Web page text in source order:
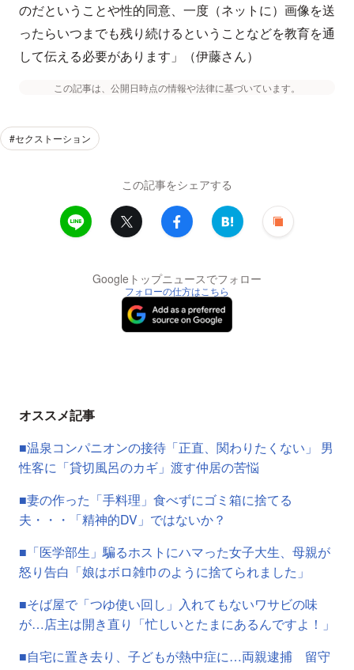
のだということや性的同意、一度（ネットに）画像を送
ったらいつまでも残り続けるということなどを教育を通
して伝える必要があります」（伊藤さん）
この記事は、公開日時点の情報や法律に基づいています。
#セクストーション
この記事をシェアする
Googleトップニュースでフォロー
フォローの仕方はこちら
オススメ記事
■温泉コンパニオンの接待「正直、関わりたくない」 男
性客に「貸切風呂のカギ」渡す仲居の苦悩
■妻の作った「手料理」食べずにゴミ箱に捨てる
夫・・・「精神的DV」ではないか？
■「医学部生」騙るホストにハマった女子大生、母親が
怒り告白「娘はボロ雑巾のように捨てられました」
■そば屋で「つゆ使い回し」入れてもないワサビの味
が…店主は開き直り「忙しいとたまにあるんですよ！」
■自宅に置き去り、子どもが熱中症に…両親逮捕 留守